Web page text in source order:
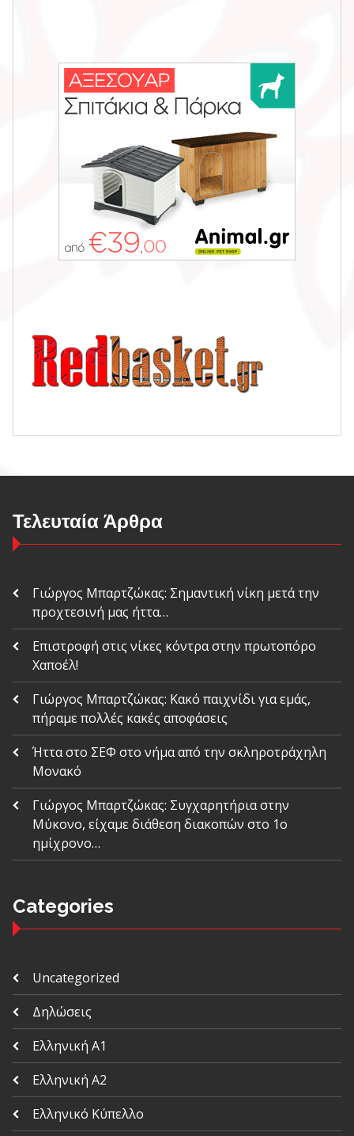
Τελευταία Άρθρα
Γιώργος Μπαρτζώκας: Σημαντική νίκη μετά την
προχτεσινή μας ήττα…
Επιστροφή στις νίκες κόντρα στην πρωτοπόρο
Χαποέλ!
Γιώργος Μπαρτζώκας: Κακό παιχνίδι για εμάς,
πήραμε πολλές κακές αποφάσεις
Ήττα στο ΣΕΦ στο νήμα από την σκληροτράχηλη
Μονακό
Γιώργος Μπαρτζώκας: Συγχαρητήρια στην
Μύκονο, είχαμε διάθεση διακοπών στο 1ο
ημίχρονο…
Categories
Uncategorized
Δηλώσεις
Ελληνική Α1
Ελληνική Α2
Ελληνικό Κύπελλο